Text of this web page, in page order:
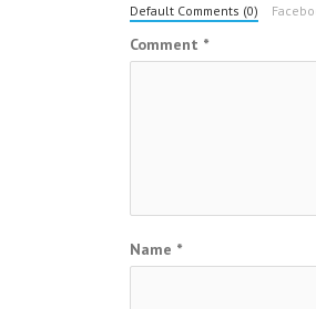
Default Comments (0)
Comment *
Name *